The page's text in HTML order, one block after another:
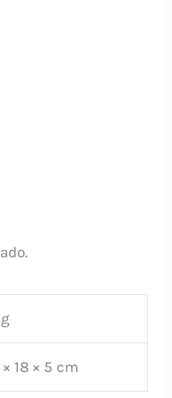
18 × 5 cm